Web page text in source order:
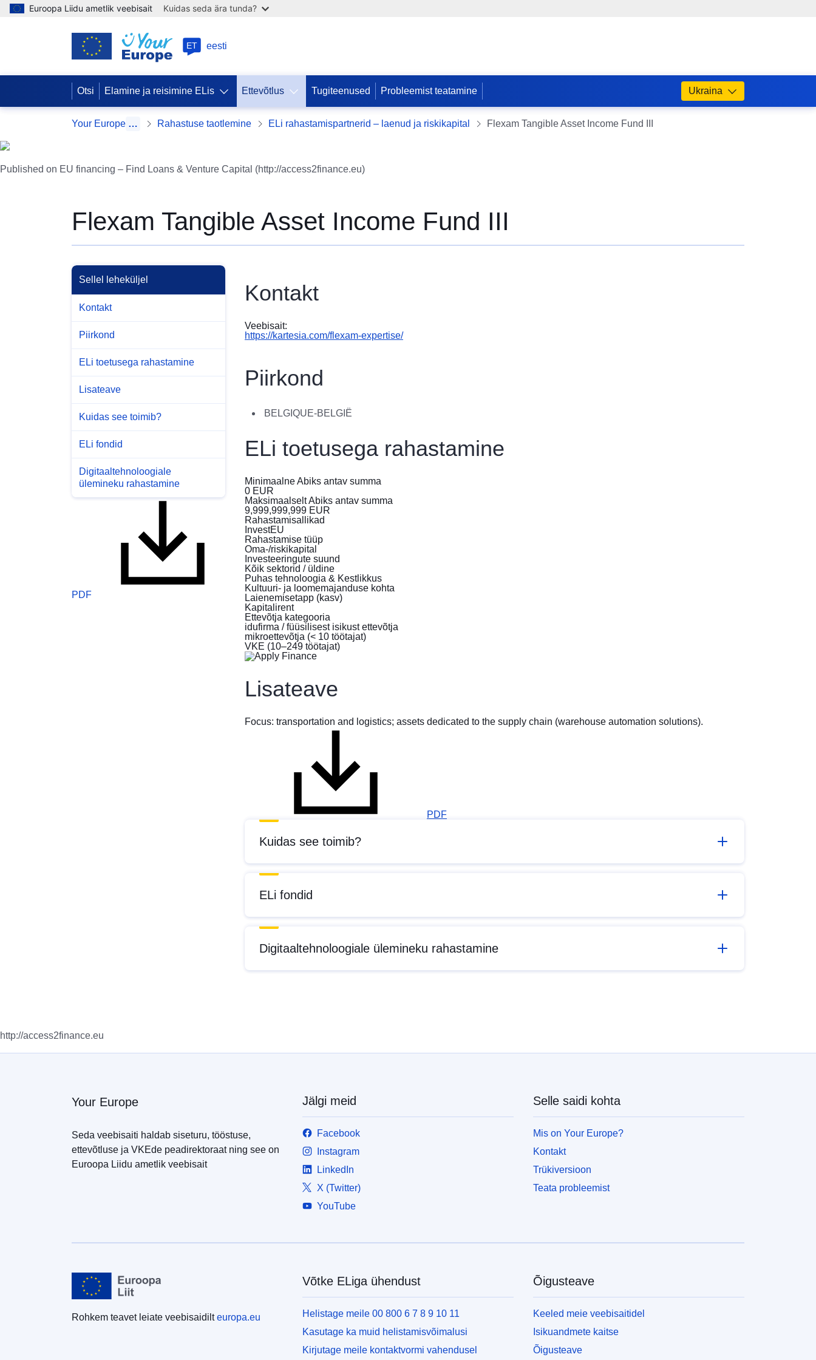
Euroopa Liidu ametlik veebisait Kuidas seda ära tunda?
ET eesti
Otsi Elamine ja reisimine ELis Ettevõtlus Tugiteenused Probleemist teatamine Ukraina
Your Europe … Rahastuse taotlemine ELi rahastamispartnerid – laenud ja riskikapital Flexam Tangible Asset Income Fund III
Published on EU financing – Find Loans & Venture Capital (http://access2finance.eu)
Flexam Tangible Asset Income Fund III
Sellel leheküljel
Kontakt
Piirkond
ELi toetusega rahastamine
Lisateave
Kuidas see toimib?
ELi fondid
Digitaaltehnoloogiale
ülemineku rahastamine
PDF
Kontakt
Veebisait:
https://kartesia.com/flexam-expertise/
Piirkond
BELGIQUE-BELGIË
ELi toetusega rahastamine
Minimaalne Abiks antav summa
0 EUR
Maksimaalselt Abiks antav summa
9,999,999,999 EUR
Rahastamisallikad
InvestEU
Rahastamise tüüp
Oma-/riskikapital
Investeeringute suund
Kõik sektorid / üldine
Puhas tehnoloogia & Kestlikkus
Kultuuri- ja loomemajanduse kohta
Laienemisetapp (kasv)
Kapitalirent
Ettevõtja kategooria
idufirma / füüsilisest isikust ettevõtja
mikroettevõtja (< 10 töötajat)
VKE (10–249 töötajat)
Lisateave
Focus: transportation and logistics; assets dedicated to the supply chain (warehouse automation solutions).
PDF
Kuidas see toimib?
ELi fondid
Digitaaltehnoloogiale ülemineku rahastamine
http://access2finance.eu
Your Europe
Seda veebisaiti haldab siseturu, tööstuse,
ettevõtluse ja VKEde peadirektoraat ning see on
Euroopa Liidu ametlik veebisait
Jälgi meid
Facebook
Instagram
LinkedIn
X (Twitter)
YouTube
Selle saidi kohta
Mis on Your Europe?
Kontakt
Trükiversioon
Teata probleemist
Rohkem teavet leiate veebisaidilteuropa.eu
Võtke ELiga ühendust
Helistage meile 00 800 6 7 8 9 10 11
Kasutage ka muid helistamisvõimalusi
Kirjutage meile kontaktvormi vahendusel
Õigusteave
Keeled meie veebisaitidel
Isikuandmete kaitse
Õigusteave